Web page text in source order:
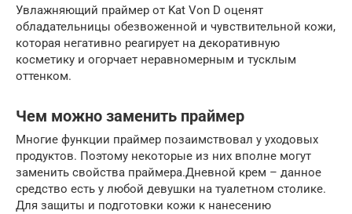
Увлажняющий праймер от Kat Von D оценят
обладательницы обезвоженной и чувствительной кожи,
которая негативно реагирует на декоративную
косметику и огорчает неравномерным и тусклым
оттенком.
Чем можно заменить праймер
Многие функции праймер позаимствовал у уходовых
продуктов. Поэтому некоторые из них вполне могут
заменить свойства праймера.Дневной крем – данное
средство есть у любой девушки на туалетном столике.
Для защиты и подготовки кожи к нанесению